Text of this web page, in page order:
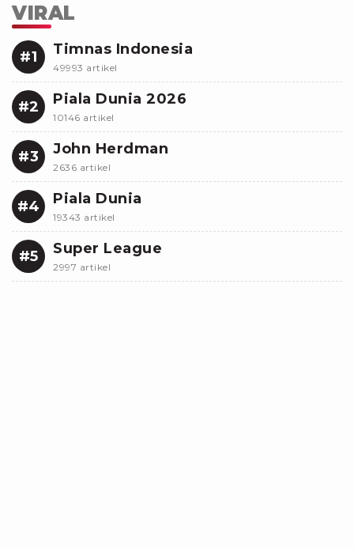
VIRAL
#1 Timnas Indonesia
49993 artikel
#2 Piala Dunia 2026
10146 artikel
#3 John Herdman
2636 artikel
#4 Piala Dunia
19343 artikel
#5 Super League
2997 artikel